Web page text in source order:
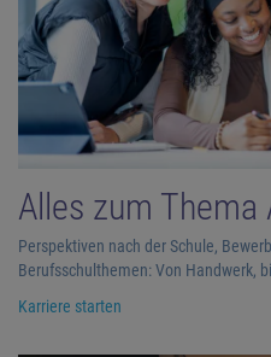
Alles zum Thema
Perspektiven nach der Schule,
Berufsschulthemen: Von Handwerk,
Karriere starten